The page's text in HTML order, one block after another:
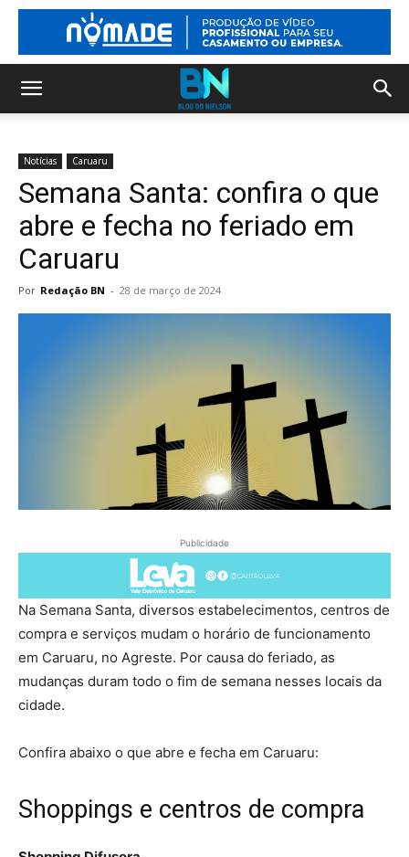
Notícias Caruaru
Semana Santa: confira o que
abre e fecha no feriado em
Caruaru
Por Redação BN - 28 de março de 2024
Publicidade
Na Semana Santa, diversos estabelecimentos, centros de
compra e serviços mudam o horário de funcionamento
em Caruaru, no Agreste. Por causa do feriado, as
mudanças duram todo o fim de semana nesses locais da
cidade.
Confira abaixo o que abre e fecha em Caruaru:
Shoppings e centros de compra